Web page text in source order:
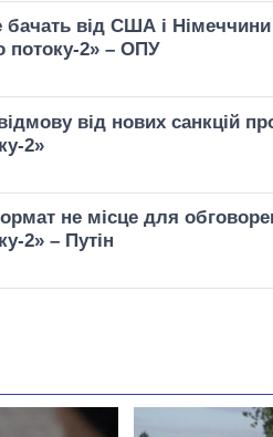
бачать від США і Німеччини
потоку-2» – ОПУ
від нових санкцій
2»
не місце для
2» – Путін